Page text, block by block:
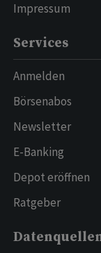
Impressum
Services
Anmelden
Börsenabos
Newsletter
E-Banking
Depot eröffnen
Ratgeber